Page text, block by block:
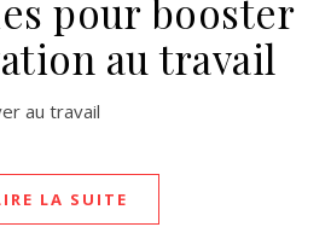
pour booster
au travail
au travail
LA SUITE